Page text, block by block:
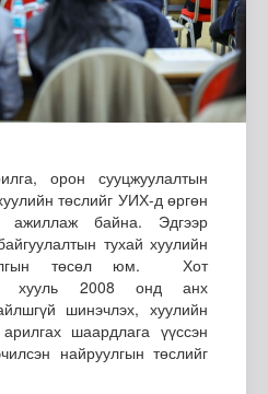
орон сууцжуулалтын
төслийг УИХ-д өргөн
ажиллаж байна. Эдгээр
тухай хуулийн
төсөл юм. Хот
хууль 2008 онд анх
шинэчлэх, хуулийн
шаардлага үүссэн
найруулгын төслийг